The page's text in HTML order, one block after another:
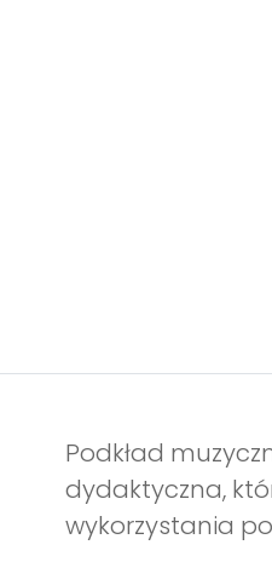
Podkład
dydaktyczna,
wykorzystania